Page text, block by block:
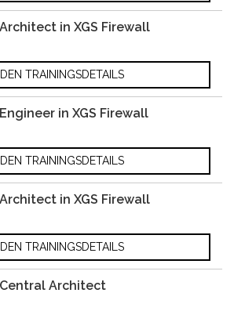
in XGS Firewall
TRAININGSDETAILS
in XGS Firewall
TRAININGSDETAILS
in XGS Firewall
TRAININGSDETAILS
Architect